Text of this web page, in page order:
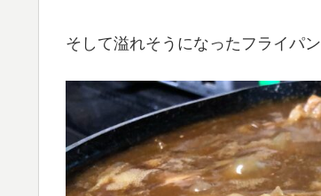
そして溢れそうになったフライパン